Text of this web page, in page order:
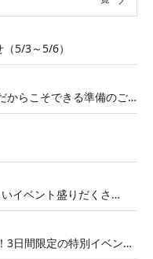
5/3～5/6）
からこそできる準備のご…
イベント盛りだくさ…
3日間限定の特別イベン…